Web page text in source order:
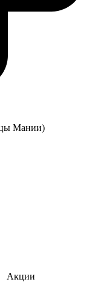
Мании)
Акции